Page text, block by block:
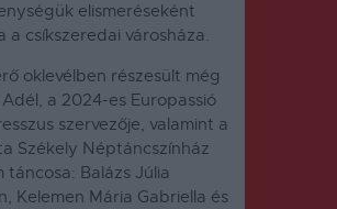
elismeréseként
a csíkszeredai városháza.
oklevélben részesült még
Adél, a 2024-es Europassió
szervezője, valamint a
Székely Néptáncszínház
táncosa: Balázs Júlia
Kelemen Mária Gabriella és